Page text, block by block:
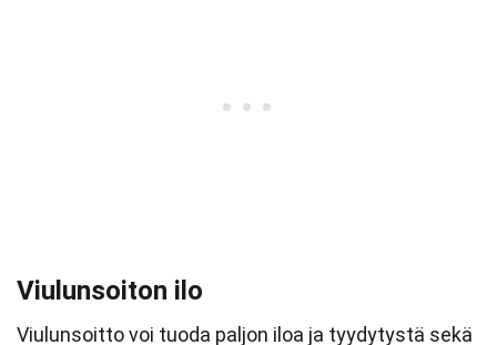
Viulunsoiton ilo
Viulunsoitto voi tuoda paljon iloa ja tyydytystä sekä